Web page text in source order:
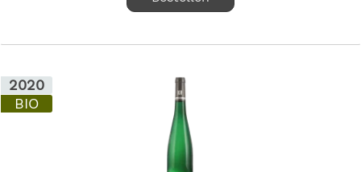
2020
BIO